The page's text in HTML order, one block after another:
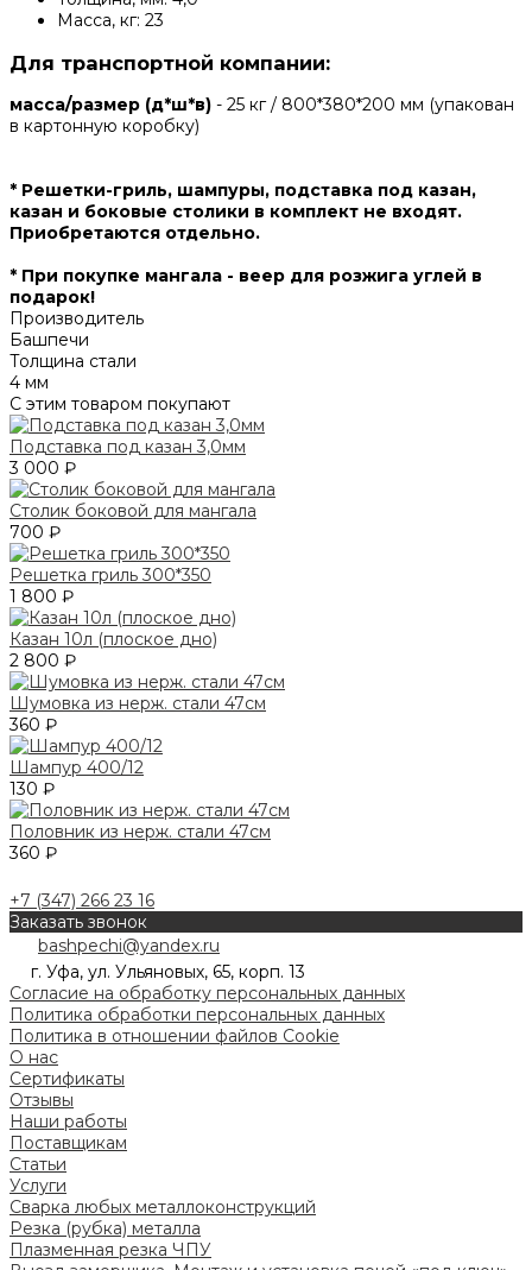
Масса, кг: 23
Для транспортной компании:
масса/размер (д*ш*в) - 25 кг / 800*380*200 мм (упакован
в картонную коробку)
* Решетки-гриль, шампуры, подставка под казан,
казан и боковые столики в комплект не входят.
Приобретаются отдельно.
* При покупке мангала - веер для розжига углей в
подарок!
Производитель
Башпечи
Толщина стали
4 мм
С этим товаром покупают
Подставка под казан 3,0мм
3 000 ₽
Столик боковой для мангала
700 ₽
Решетка гриль 300*350
1 800 ₽
Казан 10л (плоское дно)
2 800 ₽
Шумовка из нерж. стали 47см
360 ₽
Шампур 400/12
130 ₽
Половник из нерж. стали 47см
360 ₽
+7 (347) 266 23 16
Заказать звонок
bashpechi@yandex.ru
г. Уфа, ул. Ульяновых, 65, корп. 13
Согласие на обработку персональных данных
Политика обработки персональных данных
Политика в отношении файлов Cookie
О нас
Сертификаты
Отзывы
Наши работы
Поставщикам
Статьи
Услуги
Сварка любых металлоконструкций
Резка (рубка) металла
Плазменная резка ЧПУ